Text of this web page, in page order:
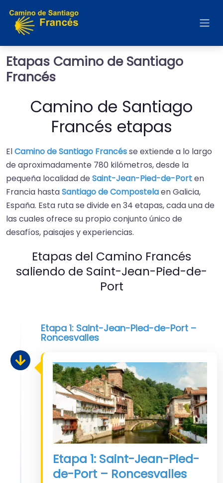
Etapas Camino de Santiago
Francés
Camino de Santiago
Francés etapas
ElCamino de Santiago Francésse extiende a lo largo
de aproximadamente 780 kilómetros, desde la
pequeña localidad de Saint-Jean-Pied-de-Porten
Francia hastaSantiago de Compostelaen Galicia,
España. Esta ruta se divide en 34 etapas, cada una de
las cuales ofrece su propio conjunto único de
desafíos, paisajes y experiencias.
Etapas del Camino Francés
saliendo de Saint-Jean-Pied-de-
Port
Etapa 1: Saint-Jean-Pied-de-Port –
Roncesvalles
Etapa 1: Saint-Jean-Pied-
de-Port – Roncesvalles